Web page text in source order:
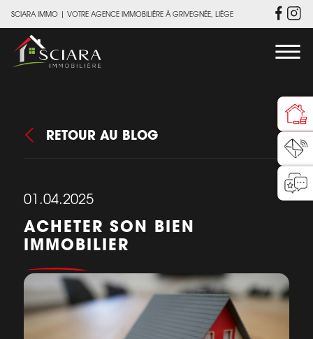
SCIARA IMMO | VOTRE AGENCE IMMOBILIÈRE À GRIVEGNÉE, LIÈGE
RETOUR AU BLOG
01.04.2025
ACHETER SON BIEN
IMMOBILIER